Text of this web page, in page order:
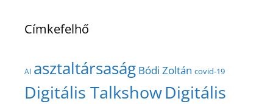
Címkefelhő
AI asztaltársaság Bódi Zoltán covid-19
Digitális TalkshowDigitális